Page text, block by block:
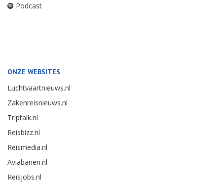
Podcast
ONZE WEBSITES
Luchtvaartnieuws.nl
Zakenreisnieuws.nl
Triptalk.nl
Reisbizz.nl
Reismedia.nl
Aviabanen.nl
Reisjobs.nl